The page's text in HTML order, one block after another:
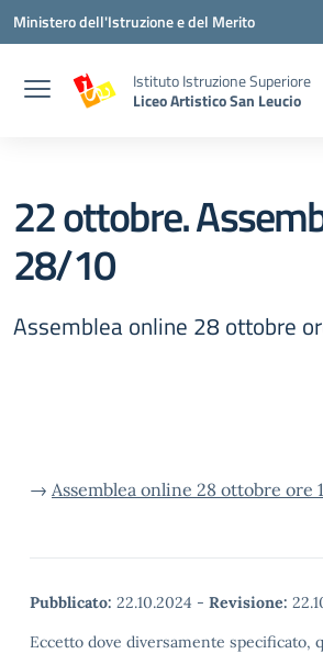
Vai ai contenuti
Vai al menu di navigazione
Vai al footer
Ministero dell'Istruzione e del Merito
Istituto Istruzione Superiore
Liceo Artistico San Leucio
22 ottobre.
28/10
Assemblea online 28 ottobre
→ Assemblea online 28 ottobre ore
Pubblicato: 22.10.2024 - Revisione:
Eccetto dove diversamente specificato,